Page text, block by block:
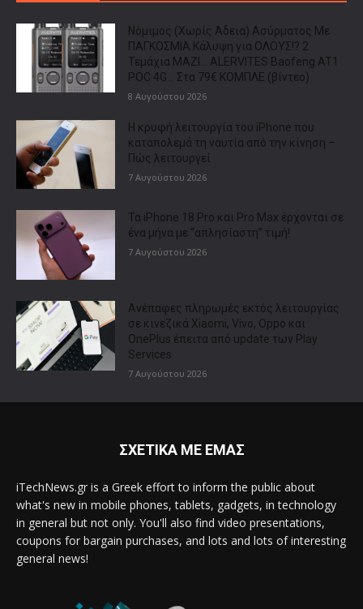
Νόμιμος (Χωρίς Άδεια) Ασύρματος Με
ΠΑΓΚΟΣΜΙΑ Κάλυψη για ΟΛΟΥΣ!? 2
Τεμάχια ΜΑΖΙ… ALERVITES Baofeng AT1
POC 4G… Στα 79€ ΚΟΜΠΛΕ (βίντεο)
8 Αυγούστου 2026
Η κρυφή λειτουργία του iPhone που
καταπολεμά τη ναυτία από την κίνηση –
Πώς λειτουργεί
7 Αυγούστου 2026
Τα iPhone 18 Pro και Pro Max έρχονται σε
ένα μήνα με “απλησίαστη” τιμή!
7 Αυγούστου 2026
Ανέπαφες πληρωμές εκτός λειτουργίας
σε κινεζικά Xiaomi, Vivo, Oppo και
OnePlus έπειτα από update των Play
Services
7 Αυγούστου 2026
ΣΧΕΤΙΚΑ ΜΕ ΕΜΑΣ
iTechNews.gr is a Greek effort to inform the public about
what's new in mobile phones, tablets, gadgets, in technology
in general but not only. You'll also find video presentations,
coupons for bargain purchases, and lots and lots of interesting
general news!